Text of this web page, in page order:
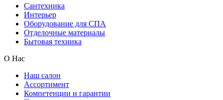
Сантехника
Интерьер
Оборудование для СПА
Отделочные материалы
Бытовая техника
О Нас
Наш салон
Ассортимент
Компетенции и гарантии